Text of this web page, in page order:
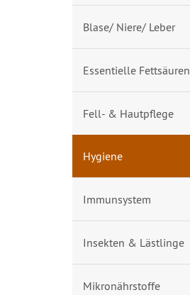
Blase/ Niere/ Leber
Essentielle Fettsäuren
Fell- & Hautpflege
Hygiene
Immunsystem
Insekten & Lästlinge
Mikronährstoffe